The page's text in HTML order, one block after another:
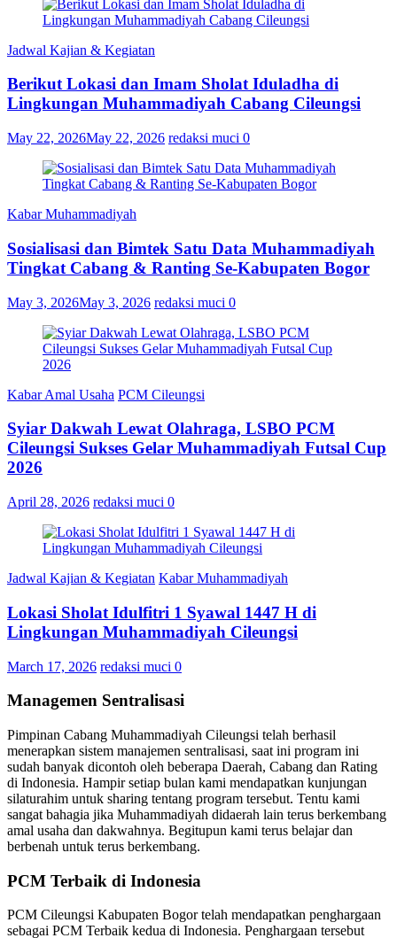
Jadwal Kajian & Kegiatan
Berikut Lokasi dan Imam Sholat Iduladha di
Lingkungan Muhammadiyah Cabang Cileungsi
May 22, 2026May 22, 2026 redaksi muci 0
Kabar Muhammadiyah
Sosialisasi dan Bimtek Satu Data Muhammadiyah
Tingkat Cabang & Ranting Se-Kabupaten Bogor
May 3, 2026May 3, 2026 redaksi muci 0
Kabar Amal Usaha PCM Cileungsi
Syiar Dakwah Lewat Olahraga, LSBO PCM
Cileungsi Sukses Gelar Muhammadiyah Futsal Cup
2026
April 28, 2026 redaksi muci 0
Jadwal Kajian & Kegiatan Kabar Muhammadiyah
Lokasi Sholat Idulfitri 1 Syawal 1447 H di
Lingkungan Muhammadiyah Cileungsi
March 17, 2026 redaksi muci 0
Managemen Sentralisasi
Pimpinan Cabang Muhammadiyah Cileungsi telah berhasil
menerapkan sistem manajemen sentralisasi, saat ini program ini
sudah banyak dicontoh oleh beberapa Daerah, Cabang dan Rating
di Indonesia. Hampir setiap bulan kami mendapatkan kunjungan
silaturahim untuk sharing tentang program tersebut. Tentu kami
sangat bahagia jika Muhammadiyah didaerah lain terus berkembang
amal usaha dan dakwahnya. Begitupun kami terus belajar dan
berbenah untuk terus berkembang.
PCM Terbaik di Indonesia
PCM Cileungsi Kabupaten Bogor telah mendapatkan penghargaan
sebagai PCM Terbaik kedua di Indonesia. Penghargaan tersebut